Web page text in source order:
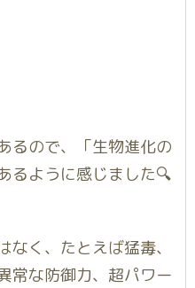
るので、「生物進化の
るように感じました🔍
く、たとえば猛毒、
常な防御力、超パワー